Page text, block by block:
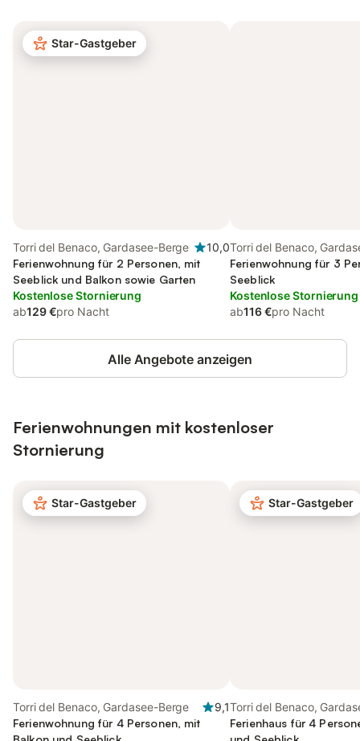
Star-Gastgeber
Torri del Benaco, Gardasee-Berge
10,0
Ferienwohnung für 2 Personen, mit
Seeblick und Balkon sowie Garten
Kostenlose Stornierung
ab129 €pro Nacht
Torri del Benaco,
Ferienwohnung für 3
Seeblick
Kostenlose Stornierung
ab116 €pro Nacht
Alle Angebote anzeigen
Ferienwohnungen mit kostenloser
Stornierung
Star-Gastgeber
Torri del Benaco, Gardasee-Berge
9,1
Ferienwohnung für 4 Personen, mit
Star-Gastgeber
Torri del Benaco,
Ferienhaus für 4